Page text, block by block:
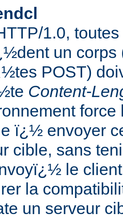
1.0,
un corps
POST)
Content-
force
ï¿½ envoyer
cible, sans
le
la
un serveur